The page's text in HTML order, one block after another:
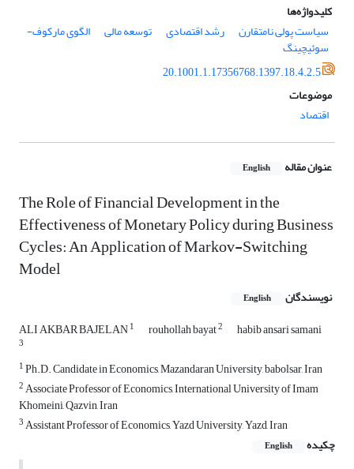
کلیدواژه‌ها
سیاست پولی نامتقارن
رشد اقتصادی توسعه مالی الگوی مارکوف-
سوئیچینگ
20.1001.1.17356768.1397.18.4.2.5
موضوعات
اقتصاد
عنوان مقاله English
The Role of Financial Development in the
Effectiveness of Monetary Policy during Business
Cycles: An Application of Markov-Switching
Model
نویسندگان English
ALI AKBAR BAJELAN1 rouhollah bayat2 habib ansari samani
3
1Ph.D. Candidate in Economics, Mazandaran University, babolsar, Iran
2Associate Professor of Economics, International University of Imam
Khomeini, Qazvin, Iran
3Assistant Professor of Economics, Yazd University, Yazd, Iran
چکیده
English